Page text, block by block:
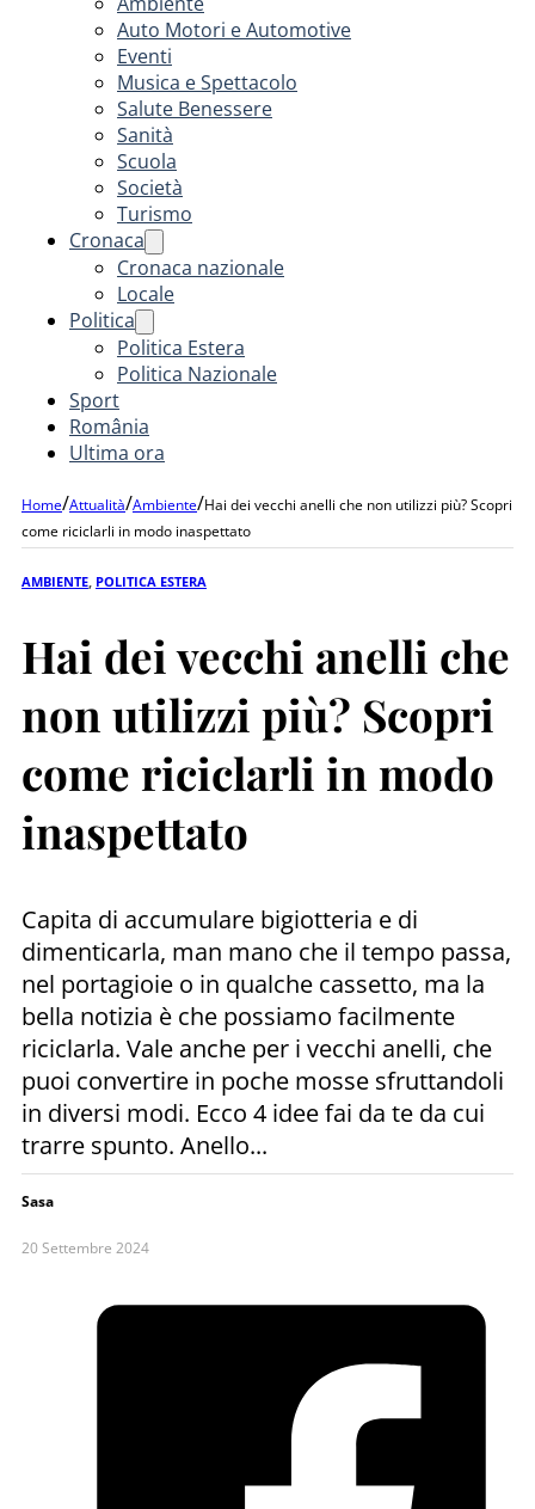
Auto Motori e Automotive
Eventi
Musica e Spettacolo
Salute Benessere
Sanità
Scuola
Società
Turismo
Cronaca
Cronaca nazionale
Locale
Politica
Politica Estera
Politica Nazionale
Sport
România
Ultima ora
Home/Attualità/Ambiente/Hai dei vecchi anelli che non utilizzi più? Scopri
come riciclarli in modo inaspettato
AMBIENTE POLITICA ESTERA
Hai dei vecchi anelli che
non utilizzi più? Scopri
come riciclarli in modo
inaspettato
Capita di accumulare bigiotteria e di
dimenticarla, man mano che il tempo passa,
nel portagioie o in qualche cassetto, ma la
bella notizia è che possiamo facilmente
riciclarla. Vale anche per i vecchi anelli, che
puoi convertire in poche mosse sfruttandoli
in diversi modi. Ecco 4 idee fai da te da cui
trarre spunto. Anello...
Sasa
20 Settembre 2024